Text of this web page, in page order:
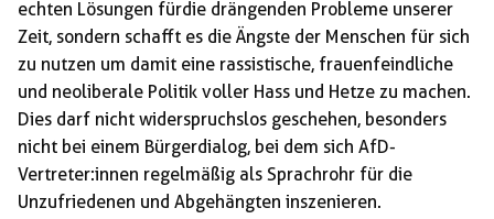
echten Lösungen fürdie drängenden Probleme unserer
Zeit, sondern schafft es die Ängste der Menschen für sich
zu nutzen um damit eine rassistische, frauenfeindliche
und neoliberale Politik voller Hass und Hetze zu machen.
Dies darf nicht widerspruchslos geschehen, besonders
nicht bei einem Bürgerdialog, bei dem sich AfD-
Vertreter:innen regelmäßig als Sprachrohr für die
Unzufriedenen und Abgehängten inszenieren.